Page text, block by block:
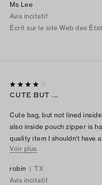
Ms Lee
Avis incitatif
Écrit sur le site Web des
CUTE BUT ...
Cute bag, but not lined
also inside pouch zipper is
quality item I shouldn't have
i use it.
Voir plus
robin | TX
Avis incitatif